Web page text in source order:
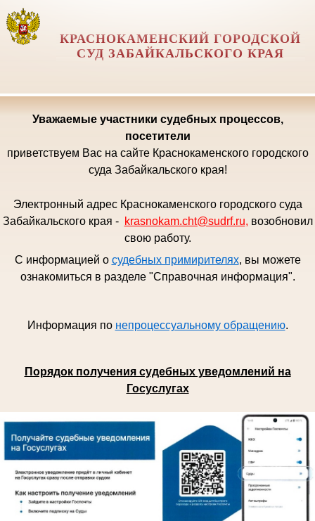
КРАСНОКАМЕНСКИЙ ГОРОДСКОЙ
СУД ЗАБАЙКАЛЬСКОГО КРАЯ
Уважаемые участники судебных процессов,
посетители
приветствуем Вас на сайте Краснокаменского городского
суда Забайкальского края!
Электронный адрес Краснокаменского городского суда
Забайкальского края - krasnokam.cht@sudrf.ru, возобновил
свою работу.
С информацией о судебных примирителях, вы можете
ознакомиться в разделе "Справочная информация".
Информация по непроцессуальному обращению.
Порядок получения судебных уведомлений на
Госуслугах